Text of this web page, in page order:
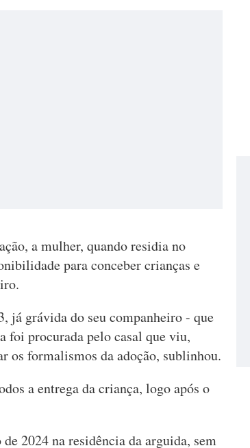
a mulher, quando residia no
para conceber crianças e
já grávida do seu companheiro - que
foi procurada pelo casal que viu,
os formalismos da adoção, sublinhou.
a entrega da criança, logo após o
2024 na residência da arguida, sem